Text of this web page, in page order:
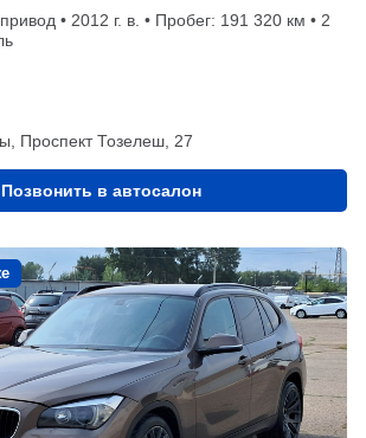
• 2012 г. в. • Пробег: 191 320 км • 2
Проспект Тозелеш, 27
Позвонить в автосалон